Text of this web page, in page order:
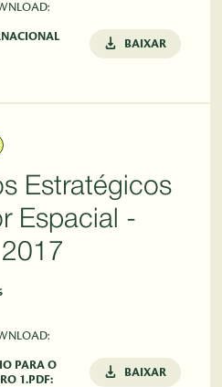
BAIXAR
Estratégicos
Espacial -
PARA O
1.PDF:
BAIXAR